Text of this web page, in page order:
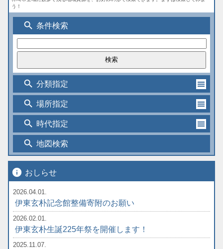
う！
search 条件検索
search 分類指定
search 場所指定
search 時代指定
search 地図検索
info おしらせ
2026.04.01.
伊東玄朴記念館整備寄附のお願い
2026.02.01.
伊東玄朴生誕225年祭を開催します！
2025.11.07.